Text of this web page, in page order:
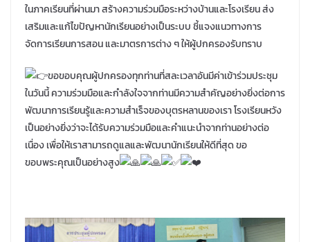
ในภาคเรียนที่ผ่านมา สร้างความร่วมมือระหว่างบ้านและโรงเรียน ส่ง
เสริมและแก้ไขปัญหานักเรียนอย่างเป็นระบบ ชี้แจงแนวทางการ
จัดการเรียนการสอน และมาตรการต่าง ๆ ให้ผู้ปกครองรับทราบ
ขอขอบคุณผู้ปกครองทุกท่านที่สละเวลาอันมีค่าเข้าร่วมประชุม
ในวันนี้ ความร่วมมือและกำลังใจจากท่านมีความสำคัญอย่างยิ่งต่อการ
พัฒนาการเรียนรู้และความสำเร็จของบุตรหลานของเรา โรงเรียนหวัง
เป็นอย่างยิ่งว่าจะได้รับความร่วมมือและคำแนะนำจากท่านอย่างต่อ
เนื่อง เพื่อให้เราสามารถดูแลและพัฒนานักเรียนให้ดีที่สุด ขอ
ขอบพระคุณเป็นอย่างสูง